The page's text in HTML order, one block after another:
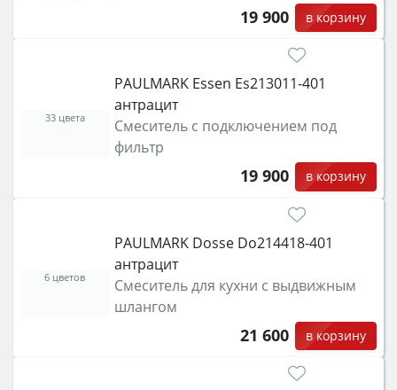
19 900 в корзину
PAULMARK Essen Es213011-401
антрацит
Смеситель с подключением под
фильтр
19 900 в корзину
33 цвета
PAULMARK Dosse Do214418-401
антрацит
Смеситель для кухни с выдвижным
шлангом
21 600 в корзину
6 цветов